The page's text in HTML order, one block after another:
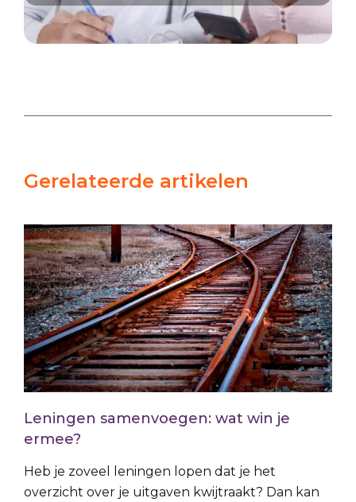
Gerelateerde artikelen
Leningen samenvoegen: wat win je
ermee?
Heb je zoveel leningen lopen dat je het
overzicht over je uitgaven kwijtraakt? Dan kan